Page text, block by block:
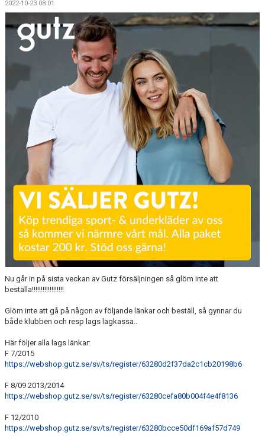
DOKUMENT
MFF SOMMARFOTBOLL
FÖRSÄKRING - FOLKSAM
VÅRA CUPER
VITA HJÄRTAT I SAMHÄLLET
KLÄDPROFIL/YSTADS IF FOTBOLL
KIOSKVERKSAMHET PÅ SANDSKOGENS IP
ATT VARA VITAMIN I YIFFF
SAMARBETE NIU-GYMNASIUM FOTBOL YSTAD
2022-10-23 08:01
Nu går in på sista veckan av Gutz försäljningen så glöm inte att
beställa!!!!!!!!!!!!!!!!!!
Glöm inte att gå på någon av följande länkar och beställ, så gynnar du
både klubben och resp lags lagkassa..
Här följer alla lags länkar:
F 7/2015
https://webshop.gutz.se/sv/ts/register/63280d2f37da2c1cb20198b6
F 8/09 2013/2014
https://webshop.gutz.se/sv/ts/register/63280cefa80b004f4e4f8136
F 12/2010
https://webshop.gutz.se/sv/ts/register/63280bcce50df169af57d749